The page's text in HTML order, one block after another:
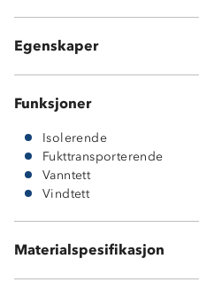
Egenskaper
Hakebeskytter på glidelås
Funksjoner
Isolerende
Fukttransporterende
Vanntett
Vindtett
Materialspesifikasjon
Vattering i 100 % polyester